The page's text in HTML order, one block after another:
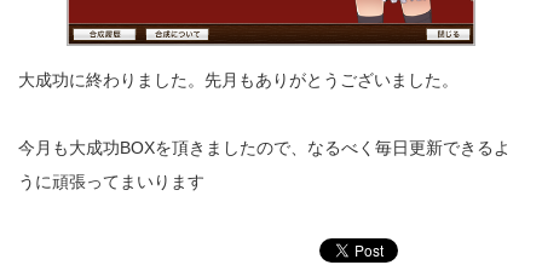
大成功に終わりました。先月もありがとうございました。
今月も大成功BOXを頂きましたので、なるべく毎日更新できるよ
うに頑張ってまいります